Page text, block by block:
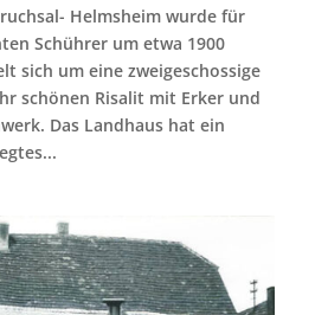
Helmsheim wurde für
Schührer um etwa 1900
sich um eine zweigeschossige
schönen Risalit mit Erker und
Das Landhaus hat ein